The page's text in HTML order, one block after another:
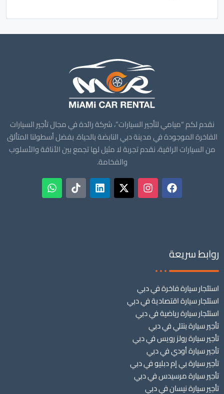
نقدم لكم “ميامي لتأجير السيارات”، شركة رائدة في مجال تأجير السيارات
الفاخرة الموجودة في مدينة دبي النابضة بالحياة. بفضل أسطولنا المتألق
من السيارات الراقية، نقدم تجربة لا مثيل لها تجمع بين الأناقة والأسلوب
والفخامة.
روابط سريعة
استئجار سيارة فاخرة في دبي
استئجار سيارة اقتصادية في دبي
استئجار سيارة رياضية في دبي
تأجير سيارة بنتلي في دبي
تأجير سيارة رولز رويس في دبي
تأجير سيارة أودي في دبي
تأجير سيارة بي إم دبليو في دبي
تأجير سيارة مرسيدس في دبي
تأجير سيارة نيسان في دبي